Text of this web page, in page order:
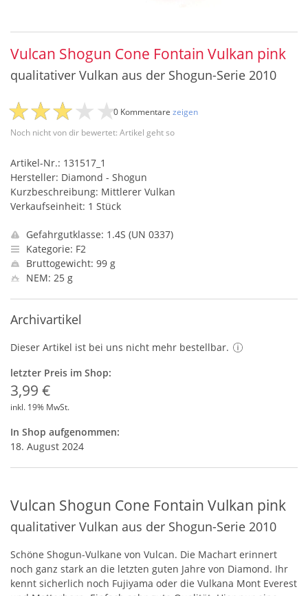
Vulcan Shogun Cone Fontain Vulkan pink
qualitativer Vulkan aus der Shogun-Serie 2010
Noch nicht von dir bewertet: Artikel geht so
0 Kommentare zeigen
Artikel-Nr.: 131517_1
Hersteller: Diamond - Shogun
Kurzbeschreibung: Mittlerer Vulkan
Verkaufseinheit: 1 Stück
Gefahrgutklasse: 1.4S (UN 0337)
Kategorie: F2
Bruttogewicht: 99 g
NEM: 25 g
Archivartikel
Dieser Artikel ist bei uns nicht mehr bestellbar.
letzter Preis im Shop:
3,99 €
inkl. 19% MwSt.
In Shop aufgenommen:
18. August 2024
Vulcan Shogun Cone Fontain Vulkan pink
qualitativer Vulkan aus der Shogun-Serie 2010
Schöne Shogun-Vulkane von Vulcan. Die Machart erinnert
noch ganz stark an die letzten guten Jahre von Diamond. Ihr
kennt sicherlich noch Fujiyama oder die Vulkana Mont Everest